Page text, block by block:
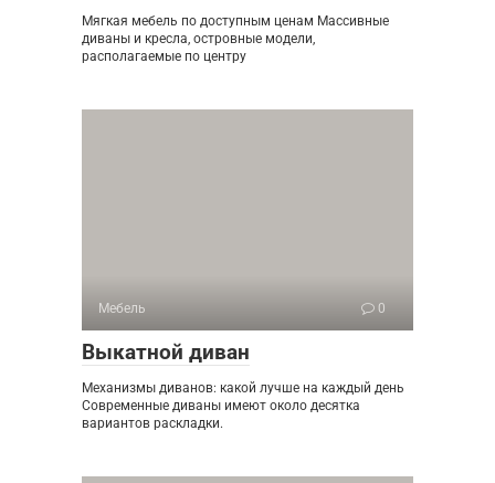
Мягкая мебель по доступным ценам Массивные
диваны и кресла, островные модели,
располагаемые по центру
Мебель 0
Выкатной диван
Механизмы диванов: какой лучше на каждый день
Современные диваны имеют около десятка
вариантов раскладки.